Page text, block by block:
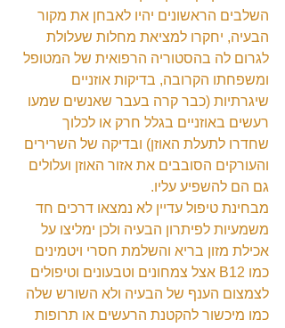
השלבים הראשונים יהיו לאבחן את מקור
הבעיה, יחקרו למציאת מחלות שעלולת
לגרום לה בהסטוריה הרפואית של המטופל
ומשפחתו הקרובה, בדיקות אוזניים
שיגרתיות (כבר קרה בעבר שאנשים שמעו
רעשים באוזניים בגלל חרק או לכלוך
שחדרו לתעלת האוזן) ובדיקה של השרירים
והעורקים הסובבים את אזור האוזן ועלולים
גם הם להשפיע עליו.
מבחינת טיפול עדיין לא נמצאו דרכים חד
משמעיות לפיתרון הבעיה ולכן ימליצו על
אכילת מזון בריא והשלמת חסרי ויטמינים
כמו B12 אצל צמחונים וטבעונים וטיפולים
לצמצום הענף של הבעיה ולא השורש שלה
כמו מיכשור להקטנת הרעשים או תרופות